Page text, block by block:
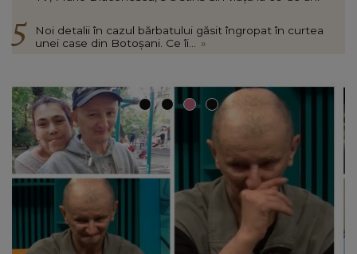
Noi detalii în cazul bărbatului găsit îngropat în curtea
unei case din Botoșani. Ce îi...
»